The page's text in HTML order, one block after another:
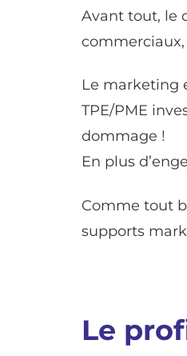
Avant tout, le
Le marketing
TPE/PME
dommage !
En plus
Comme tout
supports
Le